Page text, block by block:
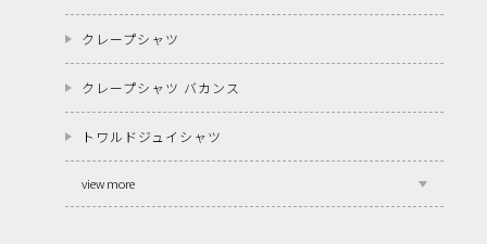
クレープシャツ
クレープシャツ バカンス
トワルドジュイシャツ
view more